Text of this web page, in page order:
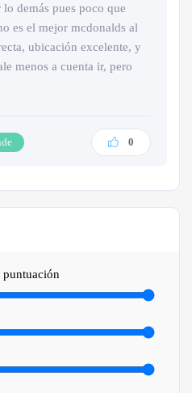
demás pues poco que
es el mejor mcdonalds al
ubicación excelente, y
menos a cuenta ir, pero
0
puntuación